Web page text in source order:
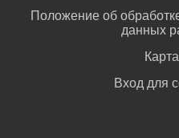
Положение об
данных
Вход для